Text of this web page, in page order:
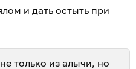
и дать остыть при
только из алычи, но